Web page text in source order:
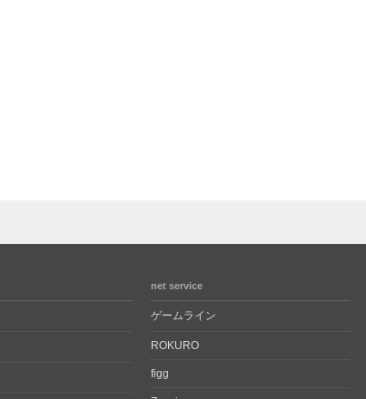
net service
ゲームライン
ROKURO
figg